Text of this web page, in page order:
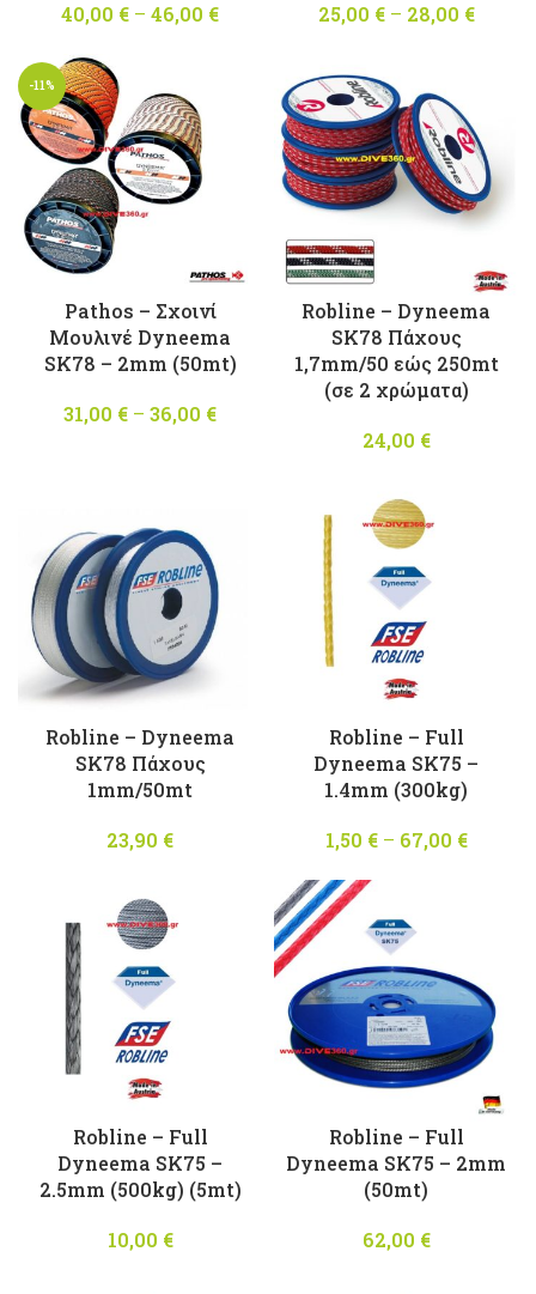
40,00 € – 46,00 €
through
46,00 €
25,00 € – 28,00 €
-11%
Pathos – Σχοινί
Μουλινέ Dyneema
SK78 – 2mm (50mt)
31,00 € – 36,00 €
Robline – Dyneema
SK78 Πάχους
1,7mm/50 εώς 250mt
(σε 2 χρώματα)
24,00 €
Robline – Dyneema
SK78 Πάχους
1mm/50mt
23,90 €
Robline – Full
Dyneema SK75 –
1.4mm (300kg)
1,50 € – 67,00 €
Robline – Full
Dyneema SK75 –
2.5mm (500kg) (5mt)
10,00 €
Robline – Full
Dyneema SK75 – 2mm
(50mt)
62,00 €